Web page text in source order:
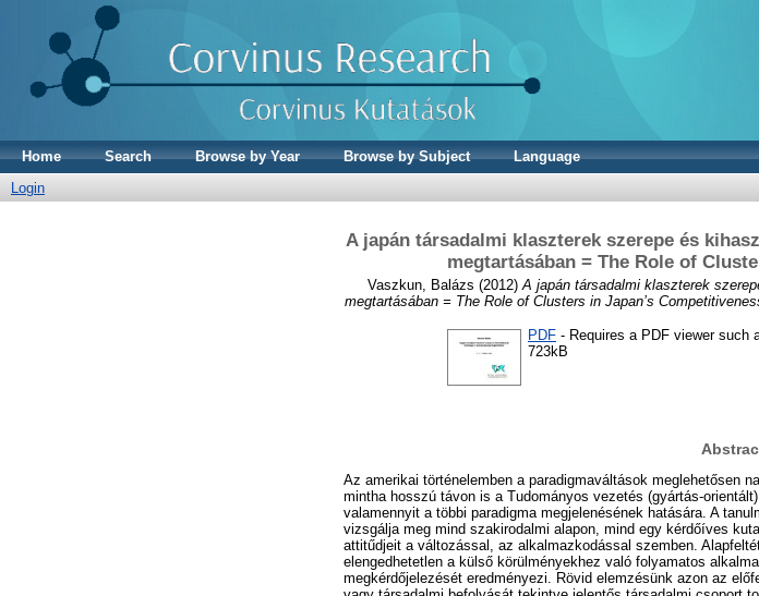
Home Search Browse by Year Browse by Subject
Language
Login
A japán társadalmi klaszterek szerepe és
megtartásában = The Role of
Vaszkun, Balázs (2012) A japán társadalmi klaszterek
megtartásában = The Role of Clusters in Japan’s
PDF - Requires a PDF viewer such
723kB
Az amerikai történelemben a paradigmaváltások meglehetősen
mintha hosszú távon is a Tudományos vezetés (gyártás-
valamennyit a többi paradigma megjelenésének hatására. A
vizsgálja meg mind szakirodalmi alapon, mind egy kérdőíves
attitűdjeit a változással, az alkalmazkodással szemben.
elengedhetetlen a külső körülményekhez való folyamatos
megkérdőjelezését eredményezi. Rövid elemzésünk azon az